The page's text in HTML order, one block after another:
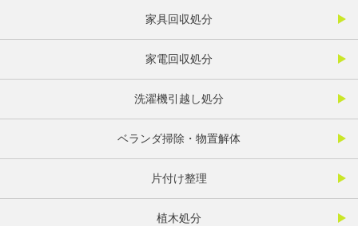
家具回収処分
家電回収処分
洗濯機引越し処分
ベランダ掃除・物置解体
片付け整理
植木処分